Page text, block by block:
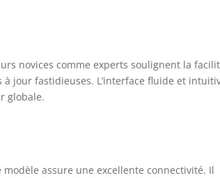
novices comme experts soulignent la
jour fastidieuses. L’interface fluide et
globale.
modèle assure une excellente connectivité. Il